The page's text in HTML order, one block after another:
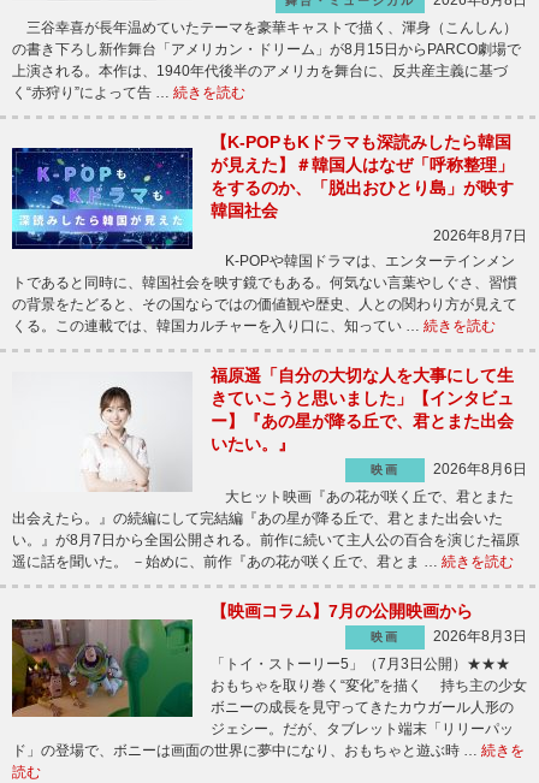
三谷幸喜が長年温めていたテーマを豪華キャストで描く、渾身（こんしん）
の書き下ろし新作舞台「アメリカン・ドリーム」が8月15日からPARCO劇場で
上演される。本作は、1940年代後半のアメリカを舞台に、反共産主義に基づ
く“赤狩り”によって告 … 続きを読む
【K-POPもKドラマも深読みしたら韓国
が見えた】＃韓国人はなぜ「呼称整理」
をするのか、「脱出おひとり島」が映す
韓国社会
2026年8月7日
K-POPや韓国ドラマは、エンターテインメン
トであると同時に、韓国社会を映す鏡でもある。何気ない言葉やしぐさ、習慣
の背景をたどると、その国ならではの価値観や歴史、人との関わり方が見えて
くる。この連載では、韓国カルチャーを入り口に、知ってい … 続きを読む
福原遥「自分の大切な人を大事にして生
きていこうと思いました」【インタビュ
ー】『あの星が降る丘で、君とまた出会
いたい。』
映画
2026年8月6日
大ヒット映画『あの花が咲く丘で、君とまた
出会えたら。』の続編にして完結編『あの星が降る丘で、君とまた出会いた
い。』が8月7日から全国公開される。前作に続いて主人公の百合を演じた福原
遥に話を聞いた。 －始めに、前作『あの花が咲く丘で、君とま … 続きを読む
【映画コラム】7月の公開映画から
映画
2026年8月3日
「トイ・ストーリー5」（7月3日公開）★★★
おもちゃを取り巻く“変化”を描く 持ち主の少女
ボニーの成長を見守ってきたカウガール人形の
ジェシー。だが、タブレット端末「リリーパッ
ド」の登場で、ボニーは画面の世界に夢中になり、おもちゃと遊ぶ時 … 続きを
読む